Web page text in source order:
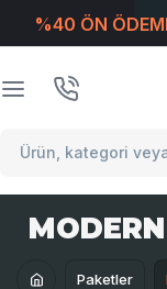
%40 ÖN
Paketler
T-Soft